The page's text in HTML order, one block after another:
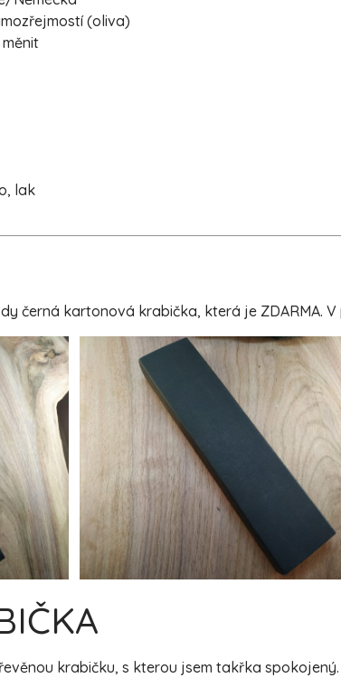
(oliva)
lak
černá kartonová krabička, která je ZDARMA.
krabičku, s kterou jsem takřka